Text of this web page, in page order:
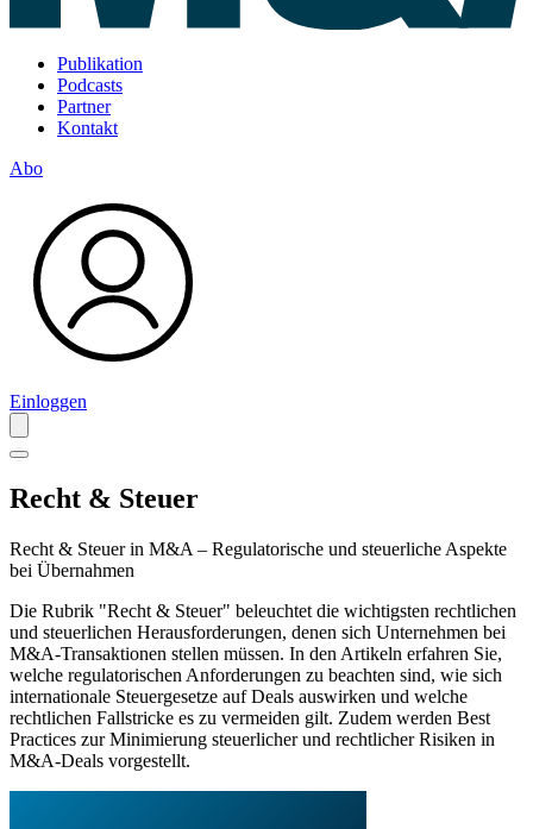
Publikation
Podcasts
Partner
Kontakt
Abo
Einloggen
Recht & Steuer
Recht & Steuer in M&A – Regulatorische und steuerliche Aspekte
bei Übernahmen
Die Rubrik "Recht & Steuer" beleuchtet die wichtigsten rechtlichen
und steuerlichen Herausforderungen, denen sich Unternehmen bei
M&A-Transaktionen stellen müssen. In den Artikeln erfahren Sie,
welche regulatorischen Anforderungen zu beachten sind, wie sich
internationale Steuergesetze auf Deals auswirken und welche
rechtlichen Fallstricke es zu vermeiden gilt. Zudem werden Best
Practices zur Minimierung steuerlicher und rechtlicher Risiken in
M&A-Deals vorgestellt.